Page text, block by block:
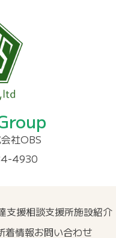
社OBS
4930
支援相談支援所施設紹介
着情報お問い合わせ